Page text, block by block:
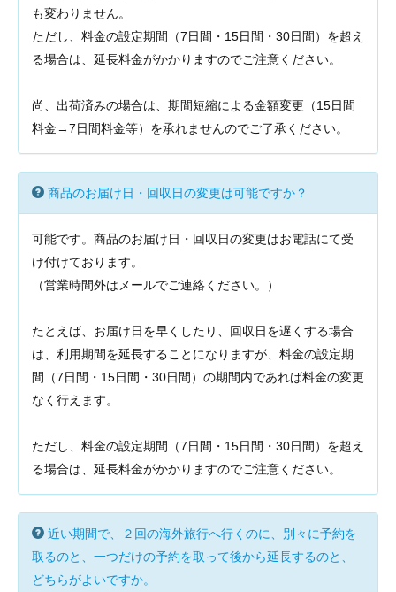
も変わりません。
ただし、料金の設定期間（7日間・15日間・30日間）を超え
る場合は、延長料金がかかりますのでご注意ください。
尚、出荷済みの場合は、期間短縮による金額変更（15日間
料金→7日間料金等）を承れませんのでご了承ください。
商品のお届け日・回収日の変更は可能ですか？
可能です。商品のお届け日・回収日の変更はお電話にて受
け付けております。
（営業時間外はメールでご連絡ください。）
たとえば、お届け日を早くしたり、回収日を遅くする場合
は、利用期間を延長することになりますが、料金の設定期
間（7日間・15日間・30日間）の期間内であれば料金の変更
なく行えます。
ただし、料金の設定期間（7日間・15日間・30日間）を超え
る場合は、延長料金がかかりますのでご注意ください。
近い期間で、２回の海外旅行へ行くのに、別々に予約を
取るのと、一つだけの予約を取って後から延長するのと、
どちらがよいですか。